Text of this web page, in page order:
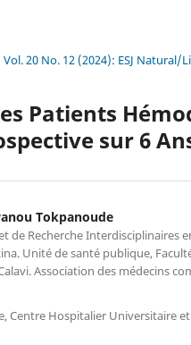
Vol. 20 No. 12 (2024): ESJ Natural/
Patients
sur 6
Tokpanoude
Recherche Interdisciplinaires
Unité de santé publique,
Association des médecins
Centre Hospitalier Universitaire